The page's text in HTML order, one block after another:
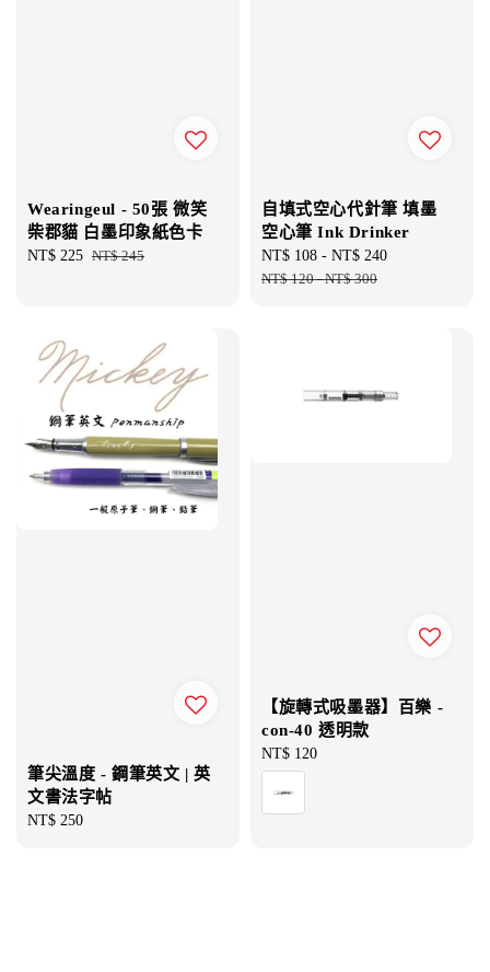
Wearingeul - 50張 微笑
柴郡貓 白墨印象紙色卡
Sale
NT$ 225 Regular
NT$ 245
自填式空心代針筆 填墨
空心筆 Ink Drinker
Sale
price
NT$ 108 - NT$ 240
NT$ 120-NT$ 300
筆尖溫度 - 鋼筆英文 | 英
文書法字帖
Regular
NT$ 250
【旋轉式吸墨器】百樂 -
con-40 透明款
Regular
price
NT$ 120